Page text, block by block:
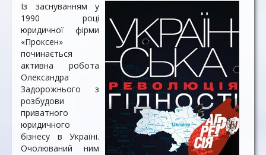
Із заснуванням у
1990 році
юридичної фірми
«Проксен»
починається
активна робота
Олександра
Задорожнього з
розбудови
приватного
юридичного
бізнесу в Україні.
Очолюваний ним